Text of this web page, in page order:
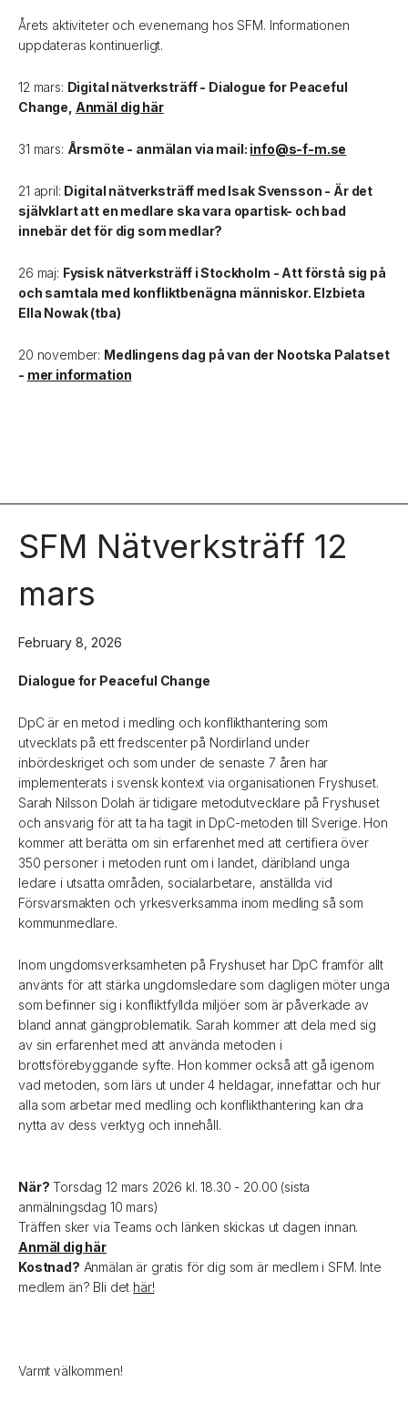
Årets aktiviteter och evenemang hos SFM. Informationen
uppdateras kontinuerligt.
12 mars: Digital nätverksträff - Dialogue for Peaceful
Change, Anmäl dig här
31 mars: Årsmöte - anmälan via mail: info@s-f-m.se
21 april: Digital nätverksträff med Isak Svensson - Är det
självklart att en medlare ska vara opartisk- och bad
innebär det för dig som medlar?
26 maj: Fysisk nätverksträff i Stockholm - Att förstå sig på
och samtala med konfliktbenägna människor. Elzbieta
Ella Nowak (tba)
20 november: Medlingens dag på van der Nootska Palatset
- mer information
SFM Nätverksträff 12
mars
February 8, 2026
Dialogue for Peaceful Change
DpC är en metod i medling och konflikthantering som
utvecklats på ett fredscenter på Nordirland under
inbördeskriget och som under de senaste 7 åren har
implementerats i svensk kontext via organisationen Fryshuset.
Sarah Nilsson Dolah är tidigare metodutvecklare på Fryshuset
och ansvarig för att ta ha tagit in DpC-metoden till Sverige. Hon
kommer att berätta om sin erfarenhet med att certifiera över
350 personer i metoden runt om i landet, däribland unga
ledare i utsatta områden, socialarbetare, anställda vid
Försvarsmakten och yrkesverksamma inom medling så som
kommunmedlare.
Inom ungdomsverksamheten på Fryshuset har DpC framför allt
använts för att stärka ungdomsledare som dagligen möter unga
som befinner sig i konfliktfyllda miljöer som är påverkade av
bland annat gängproblematik. Sarah kommer att dela med sig
av sin erfarenhet med att använda metoden i
brottsförebyggande syfte. Hon kommer också att gå igenom
vad metoden, som lärs ut under 4 heldagar, innefattar och hur
alla som arbetar med medling och konflikthantering kan dra
nytta av dess verktyg och innehåll.
När? Torsdag 12 mars 2026 kl. 18.30 - 20.00 (sista
anmälningsdag 10 mars)
Träffen sker via Teams och länken skickas ut dagen innan.
Anmäl dig här
Kostnad? Anmälan är gratis för dig som är medlem i SFM. Inte
medlem än? Bli det här!
Varmt välkommen!